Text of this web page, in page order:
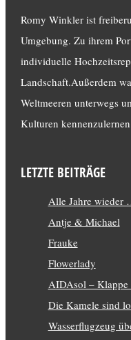
Romy Winkler ist
Umgebung. Zu ihrem
individuelle
Landschaft.Außerdem
Weltmeeren unterwegs
Kulturen
LETZTE BEITRÄGE
Alle Jahre wieder
Antje & Michael
Frauke
Flowerlady
AIDAsol – Klappe
Die Kamele sind
Wasserflugzeug